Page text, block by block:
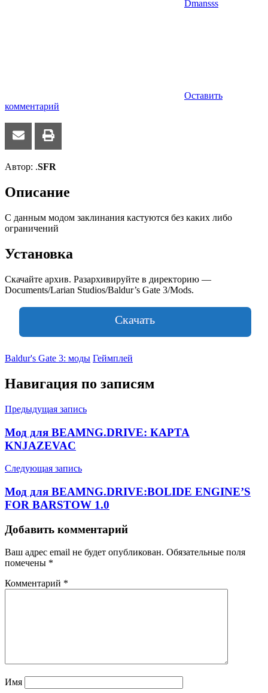
Dmansss
Оставить
комментарий
Автор: .SFR
Описание
С данным модом заклинания кастуются без каких либо
ограничений
Установка
Скачайте архив. Разархивируйте в директорию —
Documents/Larian Studios/Baldur’s Gate 3/Mods.
Скачать
Baldur's Gate 3: моды Геймплей
Навигация по записям
Предыдущая запись
Мод для BEAMNG.DRIVE: КАРТА
KNJAZEVAC
Следующая запись
Мод для BEAMNG.DRIVE:BOLIDE ENGINE’S
FOR BARSTOW 1.0
Добавить комментарий
Ваш адрес email не будет опубликован. Обязательные поля
помечены *
Комментарий *
Имя